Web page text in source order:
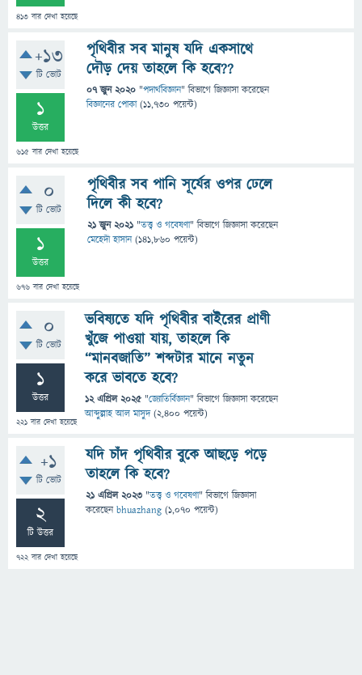
413 বার দেখা হয়েছে
+13
টি ভোট
1
উত্তর
615 বার দেখা হয়েছে
পৃথিবীর সব মানুষ যদি একসাথে
দৌড় দেয় তাহলে কি হবে??
07 জুন 2020 "পদার্থবিজ্ঞান" বিভাগে জিজ্ঞাসাকরেছেন
বিজ্ঞানের পোকা (11,730 পয়েন্ট)
0
টি ভোট
1
উত্তর
676 বার দেখা হয়েছে
পৃথিবীর সব পানি সূর্যের ওপর ঢেলে
দিলে কী হবে?
21 জুন 2021 "তত্ত্ব ও গবেষণা" বিভাগে জিজ্ঞাসাকরেছেন
মেহেদী হাসান (141,860 পয়েন্ট)
0
টি ভোট
1
উত্তর
221 বার দেখা হয়েছে
ভবিষ্যতে যদি পৃথিবীর বাইরের প্রাণী
খুঁজে পাওয়া যায়, তাহলে কি
“মানবজাতি” শব্দটার মানে নতুন
করে ভাবতে হবে?
12 এপ্রিল 2025 "জ্যোতির্বিজ্ঞান" বিভাগে জিজ্ঞাসাকরেছেন
আব্দুল্লাহ আল মাসুদ (2,400 পয়েন্ট)
+1
টি ভোট
2
টি উত্তর
722বার দেখা হয়েছে
যদি চাঁদ পৃথিবীর বুকে আছড়ে পড়ে
তাহলে কি হবে?
21 এপ্রিল 2023 "তত্ত্ব ও গবেষণা" বিভাগে জিজ্ঞাসা
করেছেনbhuazhang (1,070 পয়েন্ট)